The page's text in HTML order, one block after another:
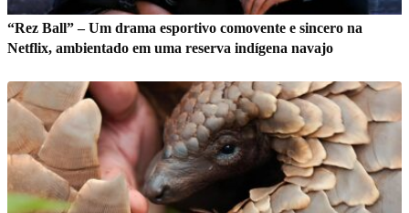
“Rez Ball” – Um drama esportivo comovente e sincero na
Netflix, ambientado em uma reserva indígena navajo